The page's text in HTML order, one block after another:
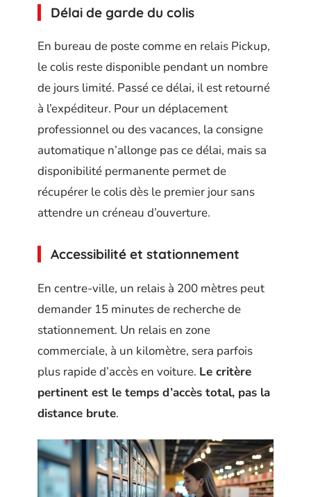
Délai de garde du colis
En bureau de poste comme en relais Pickup,
le colis reste disponible pendant un nombre
de jours limité. Passé ce délai, il est retourné
à l’expéditeur. Pour un déplacement
professionnel ou des vacances, la consigne
automatique n’allonge pas ce délai, mais sa
disponibilité permanente permet de
récupérer le colis dès le premier jour sans
attendre un créneau d’ouverture.
Accessibilité et stationnement
En centre-ville, un relais à 200 mètres peut
demander 15 minutes de recherche de
stationnement. Un relais en zone
commerciale, à un kilomètre, sera parfois
plus rapide d’accès en voiture. Le critère
pertinent est le temps d’accès total, pas la
distance brute.